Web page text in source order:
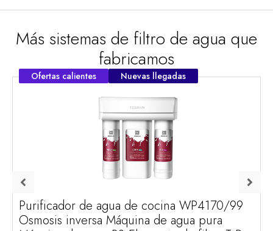
Más sistemas de filtro de agua que
fabricamos
Ofertas calientes Nuevas llegadas
Purificador de agua de cocina WP4170/99
Osmosis inversa Máquina de agua pura